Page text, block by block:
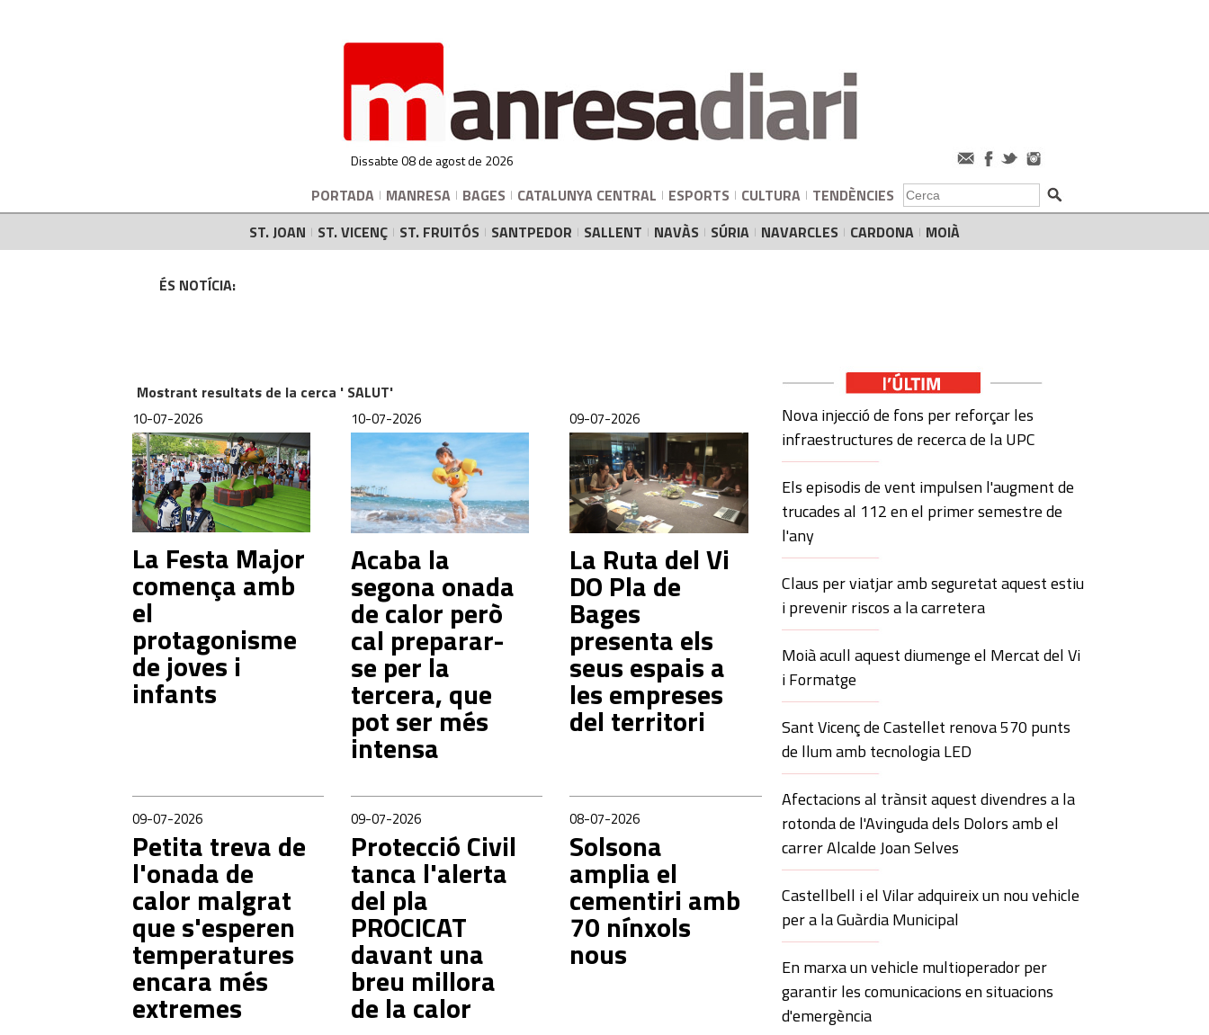
Dissabte 08 de agost de 2026
PORTADA MANRESA BAGES CATALUNYA CENTRAL ESPORTS CULTURA TENDÈNCIES
ST. JOAN
ST. VICENÇ ST. FRUITÓS SANTPEDOR SALLENT NAVÀS SÚRIA NAVARCLES CARDONA MOIÀ
ÉS NOTÍCIA:
Mostrant resultats de la cerca ' SALUT'
10-07-2026
La Festa Major
comença amb
el
protagonisme
de joves i
infants
10-07-2026
Acaba la
segona onada
de calor però
cal preparar-
se per la
tercera, que
pot ser més
intensa
09-07-2026
La Ruta del Vi
DO Pla de
Bages
presenta els
seus espais a
les empreses
del territori
09-07-2026
Petita treva de
l'onada de
calor malgrat
que s'esperen
temperatures
encara més
extremes
09-07-2026
Protecció Civil
tanca l'alerta
del pla
PROCICAT
davant una
breu millora
de la calor
08-07-2026
Solsona
amplia el
cementiri amb
70 nínxols
nous
Nova injecció de fons per reforçar les
infraestructures de recerca de la UPC
Els episodis de vent impulsen l'augment de
trucades al 112 en el primer semestre de
l'any
Claus per viatjar amb seguretat aquest estiu
i prevenir riscos a la carretera
Moià acull aquest diumenge el Mercat del Vi
i Formatge
Sant Vicenç de Castellet renova 570 punts
de llum amb tecnologia LED
Afectacions al trànsit aquest divendres a la
rotonda de l'Avinguda dels Dolors amb el
carrer Alcalde Joan Selves
Castellbell i el Vilar adquireix un nou vehicle
per a la Guàrdia Municipal
En marxa un vehicle multioperador per
garantir les comunicacions en situacions
d'emergència